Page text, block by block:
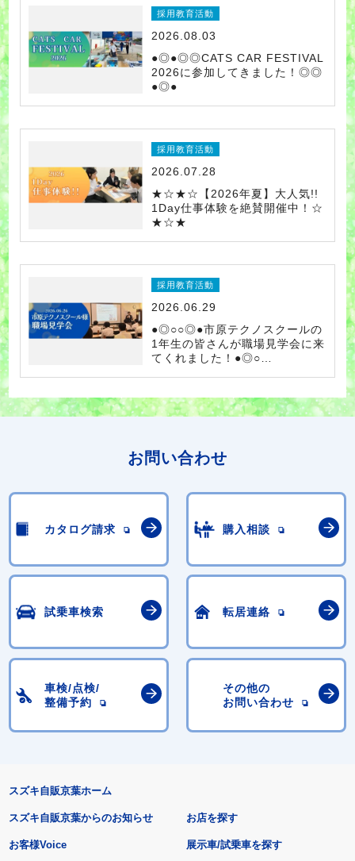
採用教育活動
2026.08.03
●◎●◎◎CATS CAR FESTIVAL
2026に参加してきました！◎◎
●◎●
採用教育活動
2026.07.28
★☆★☆【2026年夏】大人気!!
1Day仕事体験を絶賛開催中！☆
★☆★
採用教育活動
2026.06.29
●◎○○◎●市原テクノスクールの
1年生の皆さんが職場見学会に来
てくれました！●◎○…
お問い合わせ
カタログ請求 購入相談
試乗車検索 転居連絡
車検/点検/
整備予約
その他の
お問い合わせ
スズキ自販京葉ホーム
スズキ自販京葉からのお知らせ
お客様Voice
お店を探す
展示車/試乗車を探す